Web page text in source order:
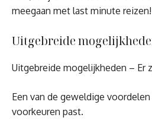
meegaan met last minute reizen!
Uitgebreide
Uitgebreide mogelijkheden – Er
Een van de geweldige
voorkeuren past.